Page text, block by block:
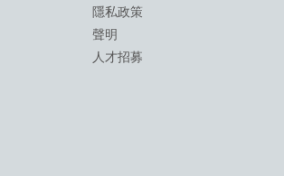
隱私政策
聲明
人才招募